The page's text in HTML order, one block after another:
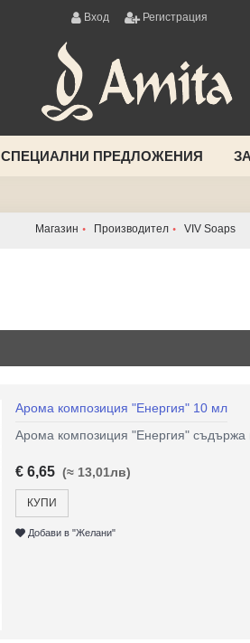
Вход Регистрация
СПЕЦИАЛНИ ПРЕДЛОЖЕНИЯ
Магазин Производител VIV Soaps
Арома композиция "Енергия" 10 мл
Арома композиция "Енергия" съдържа
€ 6,65 (≈ 13,01лв)
КУПИ
Добави в "Желани"